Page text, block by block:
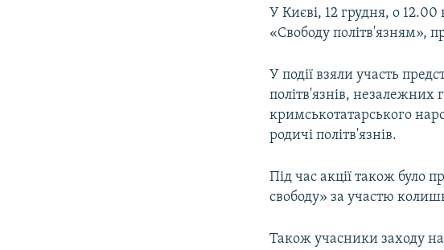
У Києві, 12 грудня, о 12.00
«Свободу політв'язням»,
У події взяли участь
політв'язнів, незалежних
кримськотатарського
родичі політв'язнів.
Під час акції також було
свободу» за участю
Також учасники заходу